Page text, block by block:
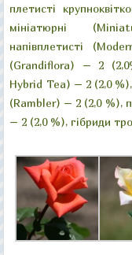
плетисті
мініатюрні
напівплетисті
(Grandiflora) – 2
Hybrid Tea) – 2 (2,0
(Rambler) – 2 (2,0 %),
– 2 (2,0 %), гібриди